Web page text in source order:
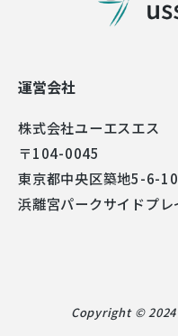
運営会社
株式会社ユーエスエス
〒104-0045
東京都中央区築地5-6-10
浜離宮パークサイドプレ
Copyright ©